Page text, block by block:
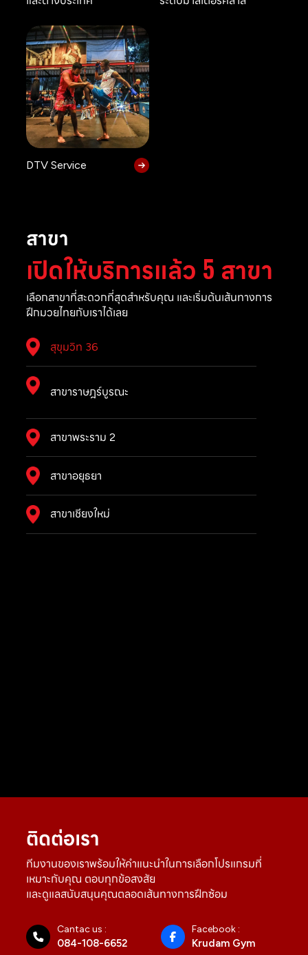
DTV Service
สาขา
เปิดให้บริการแล้ว 5 สาขา
เลือกสาขาที่สะดวกที่สุดสำหรับคุณ และเริ่มต้นเส้นทางการ
ฝึกมวยไทยกับเราได้เลย
สุขุมวิท 36
สาขาราษฎร์บูรณะ
สาขาพระราม 2
สาขาอยุธยา
สาขาเชียงใหม่
ติดต่อเรา
ทีมงานของเราพร้อมให้คำแนะนำในการเลือกโปรแกรมที่
เหมาะกับคุณ ตอบทุกข้อสงสัย
และดูแลสนับสนุนคุณตลอดเส้นทางการฝึกซ้อม
Cantac us :
084-108-6652
Facebook :
Krudam Gym